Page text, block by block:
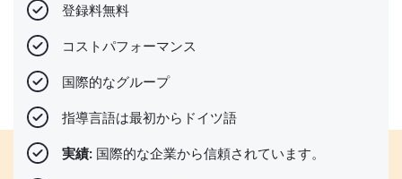
登録料無料
コストパフォーマンス
国際的なグループ
指導言語は最初からドイツ語
実績: 国際的な企業から信頼されています。